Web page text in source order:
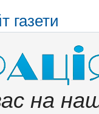
газети
на